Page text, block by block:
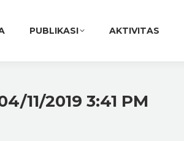
PUBLIKASI AKTIVITAS
11/2019 3:41 PM